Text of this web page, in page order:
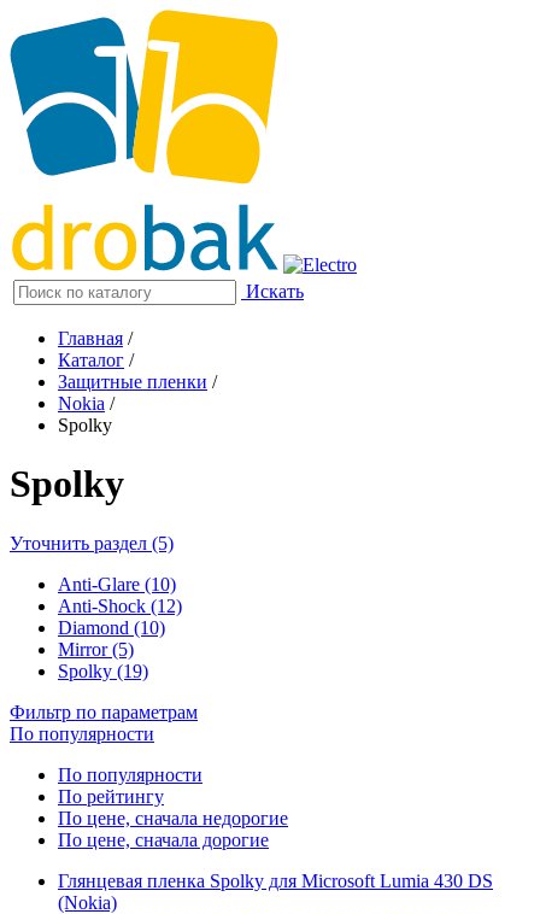
Искать
Главная /
Каталог /
Защитные пленки /
Nokia /
Spolky
Spolky
Уточнить раздел (5)
Anti-Glare (10)
Anti-Shock (12)
Diamond (10)
Mirror (5)
Spolky (19)
Фильтр по параметрам
По популярности
По популярности
По рейтингу
По цене, сначала недорогие
По цене, сначала дорогие
Глянцевая пленка Spolky для Microsoft Lumia 430 DS
(Nokia)